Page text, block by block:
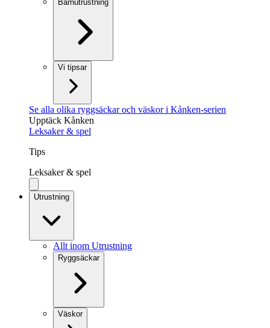
Barnutrustning
Vi tipsar
Se alla olika ryggsäckar och väskor i Kånken-serien
Upptäck Kånken
Leksaker & spel
Tips
Leksaker & spel
Utrustning
Allt inom Utrustning
Ryggsäckar
Väskor